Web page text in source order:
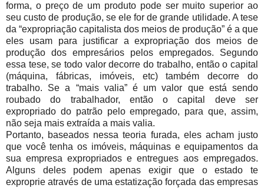
forma, o preço de um produto pode ser muito superior ao
seu custo de produção, se ele for de grande utilidade. A tese
da “expropriação capitalista dos meios de produção” é a que
eles usam para justificar a expropriação dos meios de
produção dos empresários pelos empregados. Segundo
essa tese, se todo valor decorre do trabalho, então o capital
(máquina, fábricas, imóveis, etc) também decorre do
trabalho. Se a “mais valia” é um valor que está sendo
roubado do trabalhador, então o capital deve ser
expropriado do patrão pelo empregado, para que, assim,
não seja mais extraída a mais valia.
Portanto, baseados nessa teoria furada, eles acham justo
que você tenha os imóveis, máquinas e equipamentos da
sua empresa expropriados e entregues aos empregados.
Alguns deles podem apenas exigir que o estado te
exproprie através de uma estatização forçada das empresas